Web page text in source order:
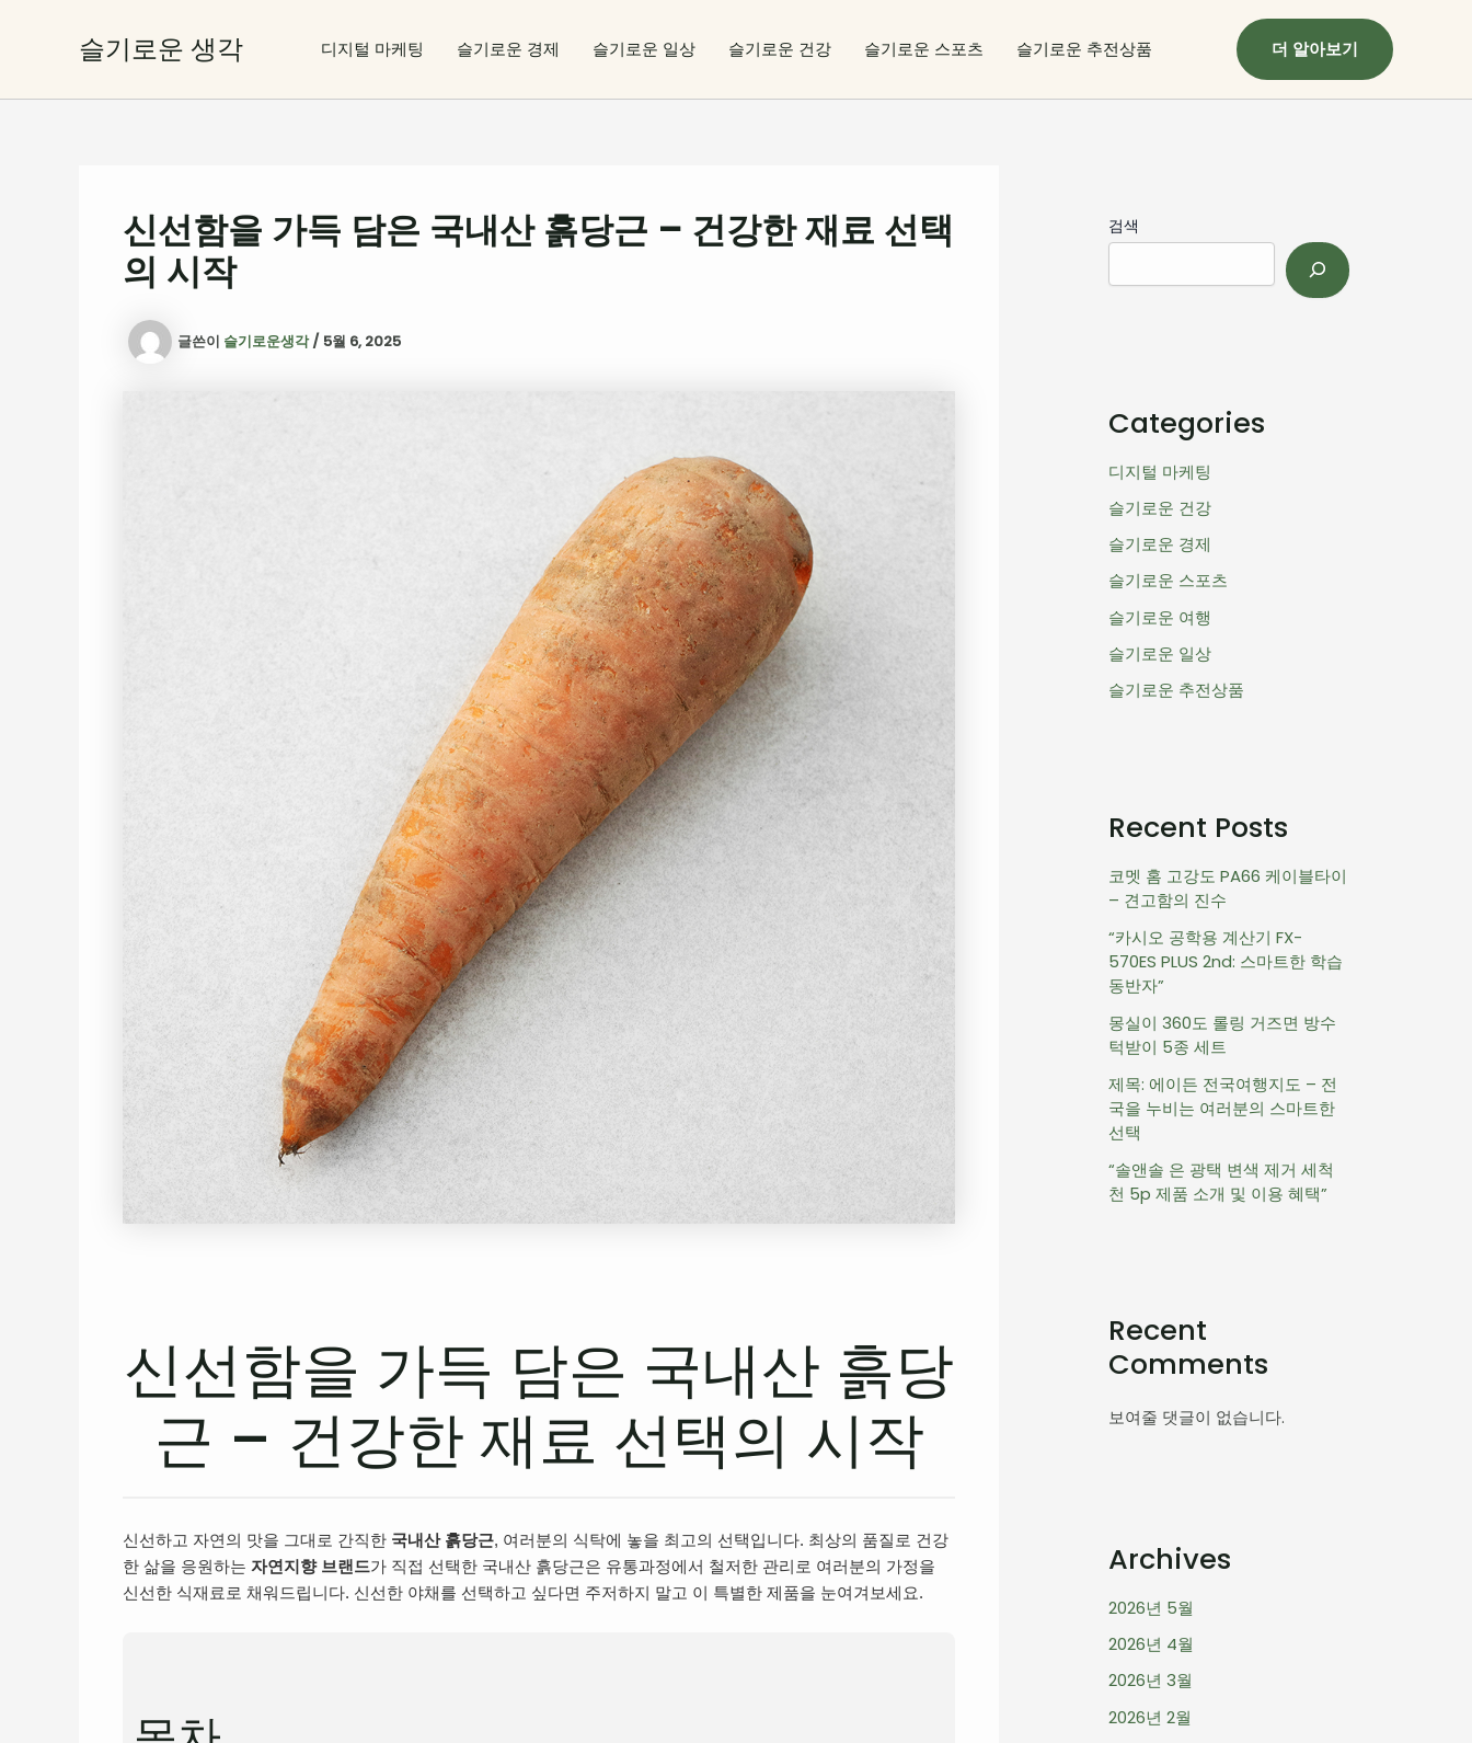
슬기로운 생각 디지털 마케팅 슬기로운 경제 슬기로운 일상 슬기로운 건강 슬기로운 스포츠 슬기로운 추전상품 더 알아보기
신선함을 가득 담은 국내산 흙당근 – 건강한 재료 선택
의 시작
글쓴이 슬기로운생각/ 5월 6, 2025
신선함을 가득 담은 국내산 흙당
근 – 건강한 재료 선택의 시작
신선하고 자연의 맛을 그대로 간직한 국내산 흙당근, 여러분의 식탁에 놓을 최고의 선택입니다. 최상의 품질로 건강
한 삶을 응원하는 자연지향 브랜드가 직접 선택한 국내산 흙당근은 유통과정에서 철저한 관리로 여러분의 가정을
신선한 식재료로 채워드립니다. 신선한 야채를 선택하고 싶다면 주저하지 말고 이 특별한 제품을 눈여겨보세요.
검색
Categories
디지털 마케팅
슬기로운 건강
슬기로운 경제
슬기로운 스포츠
슬기로운 여행
슬기로운 일상
슬기로운 추전상품
Recent Posts
코멧 홈 고강도 PA66 케이블타이
– 견고함의 진수
“카시오 공학용 계산기 FX-
570ES PLUS 2nd: 스마트한 학습
동반자”
몽실이 360도 롤링 거즈면 방수
턱받이 5종 세트
제목: 에이든 전국여행지도 – 전
국을 누비는 여러분의 스마트한
선택
“솔앤솔 은 광택 변색 제거 세척
천 5p 제품 소개 및 이용 혜택”
Recent
Comments
보여줄 댓글이 없습니다.
Archives
2026년 5월
2026년 4월
2026년 3월
2026년 2월